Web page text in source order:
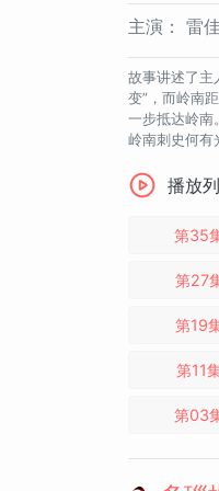
主演： 雷
故事讲述了主
变”，而岭南
一步抵达岭南
岭南刺史何有
播放
第35
第27
第19
第11
第03